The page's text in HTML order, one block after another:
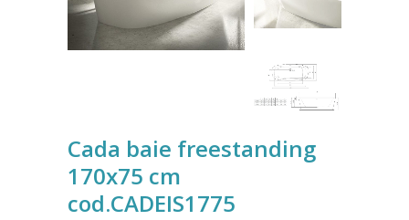
Cada baie freestanding
170x75 cm
cod.CADEIS1775